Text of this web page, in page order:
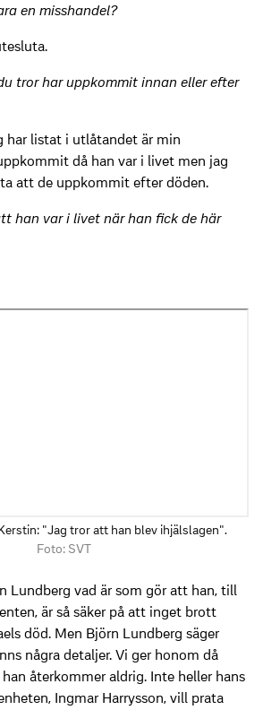
en misshandel?
tror har uppkommit innan eller efter
har listat i utlåtandet är min
då han var i livet men jag
att de uppkommit efter döden.
han var i livet när han fick de här
"Jag tror att han blev ihjälslagen".
Foto: SVT
Lundberg vad är som gör att han, till
är så säker på att inget brott
död. Men Björn Lundberg säger
några detaljer. Vi ger honom då
återkommer aldrig. Inte heller hans
Ingmar Harrysson, vill prata